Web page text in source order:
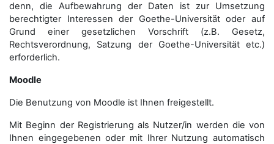
denn, die Aufbewahrung der Daten ist zur Umsetzung
berechtigter Interessen der Goethe-Universität oder auf
Grund einer gesetzlichen Vorschrift (z.B. Gesetz,
Rechtsverordnung, Satzung der Goethe-Universität etc.)
erforderlich.
Moodle
Die Benutzung von Moodle ist Ihnen freigestellt.
Mit Beginn der Registrierung als Nutzer/in werden die von
Ihnen eingegebenen oder mit Ihrer Nutzung automatisch